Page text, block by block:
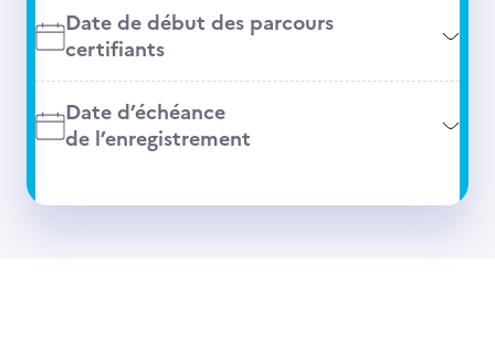
Date de début des parcours
certifiants
Date d’échéance
de l’enregistrement